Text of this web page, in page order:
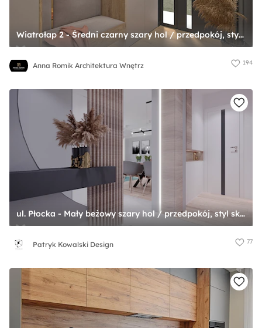
Wiatrołap 2 - Średni czarny szary hol / przedpokój, styl nowoczesny - zdjęcie od Anna Romik Architektura Wnętrz
Anna Romik Architektura Wnętrz 194
ul. Płocka - Mały beżowy szary hol / przedpokój, styl skandynawski - zdjęcie od Patryk Kowalski Design
Patryk Kowalski Design 77